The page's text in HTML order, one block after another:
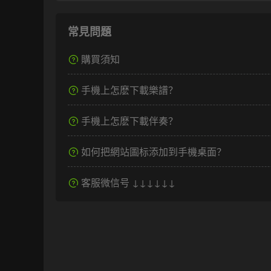
常見問題
購買須知
手機上怎麽下載樂譜？
手機上怎麽下載伴奏？
如何把網站圖标添加到手機桌面？
客服微信号 ↓↓↓↓↓↓